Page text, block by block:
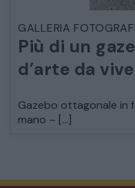
GALLERIA
Più di un
d’arte da
Gazebo ottagonale
mano – […]